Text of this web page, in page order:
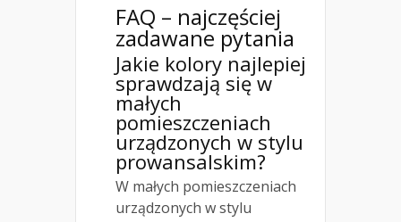
FAQ – najczęściej
zadawane pytania
Jakie kolory najlepiej
sprawdzają się w
małych
pomieszczeniach
urządzonych w stylu
prowansalskim?
W małych pomieszczeniach
urządzonych w stylu